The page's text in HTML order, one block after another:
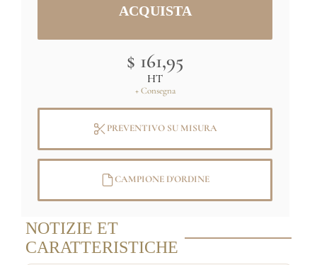
$ 161,95
HT
+ Consegna
PREVENTIVO SU MISURA
CAMPIONE D'ORDINE
NOTIZIE ET
CARATTERISTICHE